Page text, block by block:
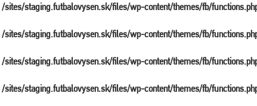
/sites/staging.futbalovysen.sk/files/wp-content/themes/fb/
/sites/staging.futbalovysen.sk/files/wp-content/themes/fb/
/sites/staging.futbalovysen.sk/files/wp-content/themes/fb/
/sites/staging.futbalovysen.sk/files/wp-content/themes/fb/